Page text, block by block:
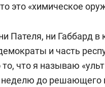
это «химическое
Пателя, ни Габбард в
и часть
что я называю
до решающего